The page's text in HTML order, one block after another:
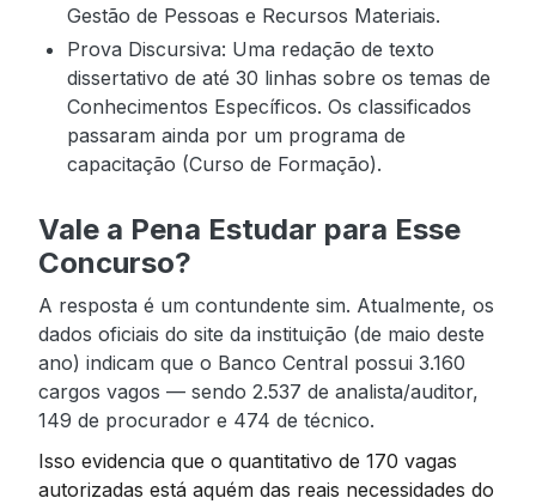
Gestão de Pessoas e Recursos Materiais.
Prova Discursiva: Uma redação de texto
dissertativo de até 30 linhas sobre os temas de
Conhecimentos Específicos. Os classificados
passaram ainda por um programa de
capacitação (Curso de Formação).
Vale a Pena Estudar para Esse
Concurso?
A resposta é um contundente sim. Atualmente, os
dados oficiais do site da instituição (de maio deste
ano) indicam que o Banco Central possui 3.160
cargos vagos — sendo 2.537 de analista/auditor,
149 de procurador e 474 de técnico.
Isso evidencia que o quantitativo de 170 vagas
autorizadas está aquém das reais necessidades do